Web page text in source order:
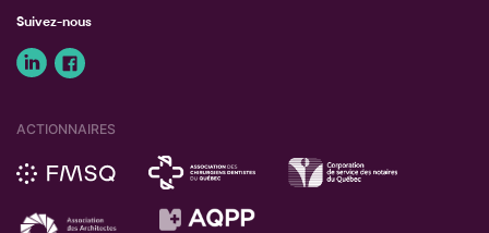
Suivez-nous
ACTIONNAIRES